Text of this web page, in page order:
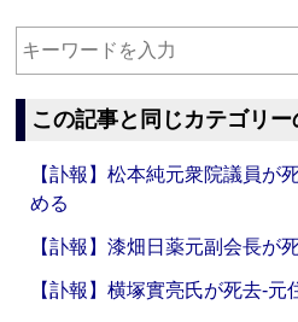
この記事と同じカテゴリ
【訃報】松本純元衆院議員が
める
【訃報】漆畑日薬元副会長が
【訃報】横塚實亮氏が死去‐元